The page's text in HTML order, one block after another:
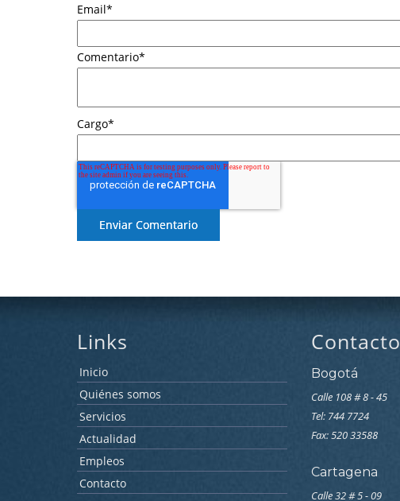
Email*
Comentario*
Cargo*
Links
Inicio
Quiénes somos
Servicios
Actualidad
Empleos
Contacto
Contacto
Bogotá
Calle 108 # 8 - 45
Tel: 744 7724
Fax: 520 33588
Cartagena
Calle 32 # 5 - 09